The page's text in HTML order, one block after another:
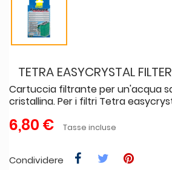
TETRA EASYCRYSTAL
Cartuccia filtrante per un'acqua
cristallina. Per i filtri Tetra
6,80 € Tasse incluse
Condividere